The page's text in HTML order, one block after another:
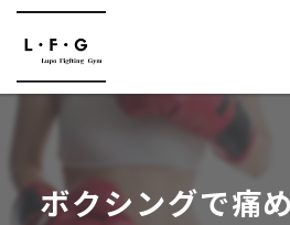
ボクシングで痛